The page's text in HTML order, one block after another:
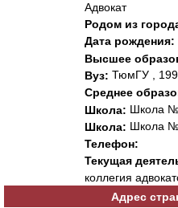
Адвокат
Родом из
Дата рождения:
Высшее
Вуз: ТюмГУ ,
Среднее
Школа: Школа
Школа: Школа
Телефон:
Текущая
коллегия
Адрес